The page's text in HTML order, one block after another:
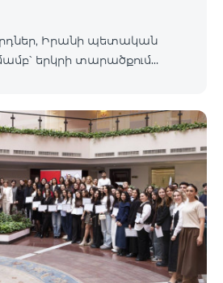
Իրանի պետական
երկրի տարածքում
տեղեկատվություն
փոփոխության
ըմբռնման համար։